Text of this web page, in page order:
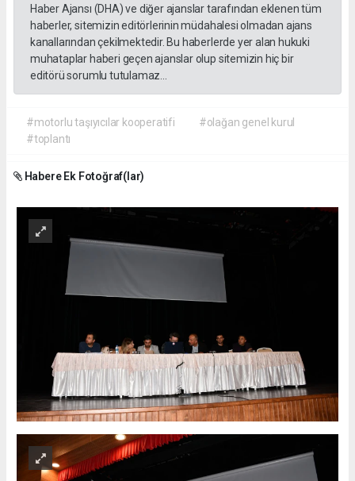
Haber Ajansı (DHA) ve diğer ajanslar tarafından eklenen tüm
haberler, sitemizin editörlerinin müdahalesi olmadan ajans
kanallarından çekilmektedir. Bu haberlerde yer alan hukuki
muhataplar haberi geçen ajanslar olup sitemizin hiç bir
editörü sorumlu tutulamaz...
#motorlu taşıyıcılar kooperatifi
#olağan genel kurul
#toplantı
Habere Ek Fotoğraf(lar)